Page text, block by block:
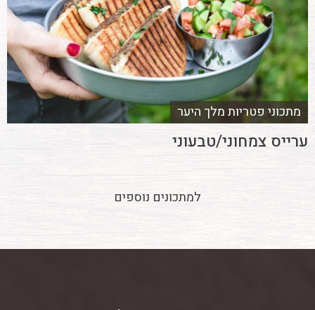
מתכוני פטריות מלך היער
ערייס צמחוני/טבעוני
למתכונים נוספים